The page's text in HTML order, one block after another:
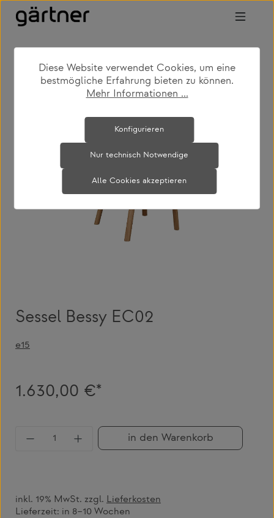
Zum Hauptinhalt springen
shop produkte wohnen sessel
Bildergalerie überspringen
Sessel Bessy EC02
e15
1.630,00 €*
Produkt Anzahl: Gib den gewünschten
in den Warenkorb
inkl. 19% MwSt. zzgl. Lieferkosten
Lieferzeit: in 8–10 Wochen
Diese Website verwendet Cookies, um eine
bestmögliche Erfahrung bieten zu können.
Mehr Informationen ...
Nur technisch Notwendige
Konfigurieren
Alle Cookies akzeptieren